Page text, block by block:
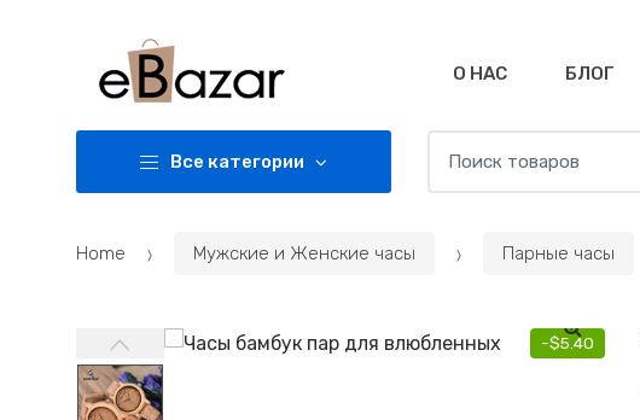
О НАС БЛОГ
Все категории
for:
Home Мужские и Женские часы Парные часы
-$5.40